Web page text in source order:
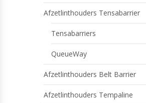
Afzetlinthouders Tensabarrier
Tensabarriers
QueueWay
Afzetlinthouders Belt Barrier
Afzetlinthouders Tempaline